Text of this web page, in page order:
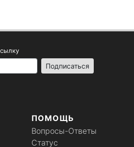
ПОМОЩЬ
Вопросы-Ответы
Статус
Подписаться